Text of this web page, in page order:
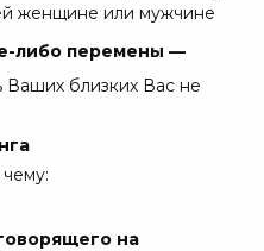
женщине или мужчине
либо перемены —
Ваших близких Вас не
на